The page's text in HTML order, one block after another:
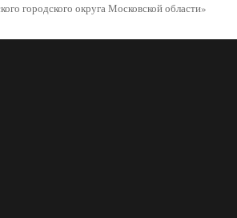
городского округа Московской области»